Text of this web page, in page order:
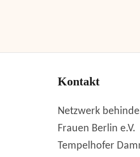
Kontakt
Netzwerk
Frauen Berlin e.V.
Tempelhofer